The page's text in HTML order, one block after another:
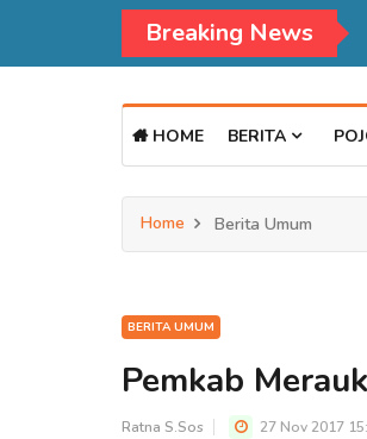
Breaking News
HOME BERITA
Home Berita Umum
BERITA UMUM
Pemkab
Ratna S.Sos 27 Nov 2017